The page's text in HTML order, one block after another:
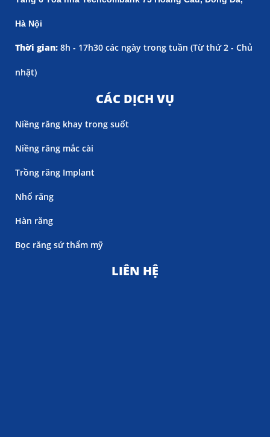
Hà Nội
Thời gian: 8h - 17h30 các ngày trong tuần (Từ thứ 2 - Chủ
nhật)
CÁC DỊCH VỤ
Niềng răng khay trong suốt
Niềng răng mắc cài
Trồng răng Implant
Nhổ răng
Hàn răng
Bọc răng sứ thẩm mỹ
LIÊN HỆ